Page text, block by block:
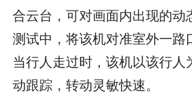
合云台，可对画面内出现的动
测试中，将该机对准室外一路
当行人走过时，该机以该行人
动跟踪，转动灵敏快速。